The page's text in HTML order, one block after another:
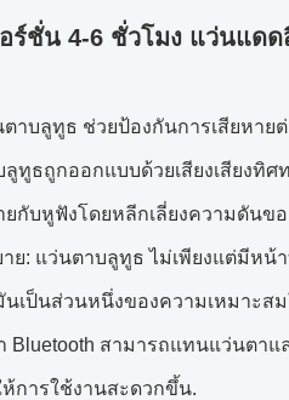
อร์ชั่น 4-6 ชั่วโมง แว่นแ
าบลูทูธ ช่วยป้องกันการเสียหาย
ทูธถูกออกแบบด้วยเสียงเสียงทิศ
กับหูฟังโดยหลีกเลี่ยงความดันขอ
ย: แว่นตาบลูทูธ ไม่เพียงแต่มีหน้
เป็นส่วนหนึ่งของความเหมาะส
Bluetooth สามารถแทนแว่นตา
การใช้งานสะดวกขึ้น.